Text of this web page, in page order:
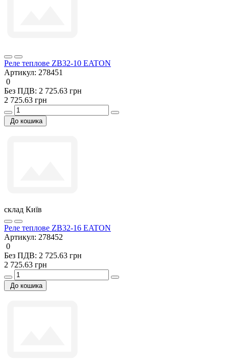
Реле теплове ZB32-10 EATON
Артикул: 278451
0
Без ПДВ: 2 725.63 грн
2 725.63 грн
До кошика
склад Київ
Реле теплове ZB32-16 EATON
Артикул: 278452
0
Без ПДВ: 2 725.63 грн
2 725.63 грн
До кошика